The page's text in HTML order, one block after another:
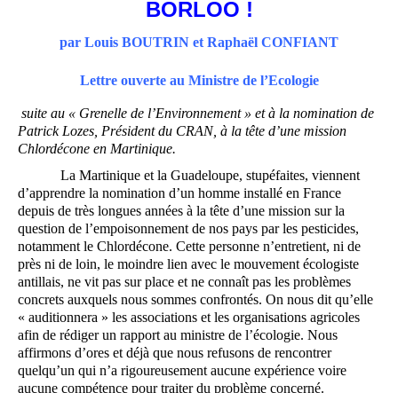
BORLOO !
par Louis BOUTRIN et Raphaël CONFIANT
Lettre ouverte au Ministre de l’Ecologie
suite au « Grenelle de l’Environnement » et à la nomination de
Patrick Lozes, Président du CRAN, à la tête d’une mission
Chlordécone en Martinique.
La Martinique et la Guadeloupe, stupéfaites, viennent
d’apprendre la nomination d’un homme installé en France
depuis de très longues années à la tête d’une mission sur la
question de l’empoisonnement de nos pays par les pesticides,
notamment le Chlordécone. Cette personne n’entretient, ni de
près ni de loin, le moindre lien avec le mouvement écologiste
antillais, ne vit pas sur place et ne connaît pas les problèmes
concrets auxquels nous sommes confrontés. On nous dit qu’elle
« auditionnera » les associations et les organisations agricoles
afin de rédiger un rapport au ministre de l’écologie. Nous
affirmons d’ores et déjà que nous refusons de rencontrer
quelqu’un qui n’a rigoureusement aucune expérience voire
aucune compétence pour traiter du problème concerné.